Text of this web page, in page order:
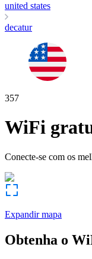
united states
decatur
357
WiFi
Conecte-se com os
Expandir mapa
Obtenha o